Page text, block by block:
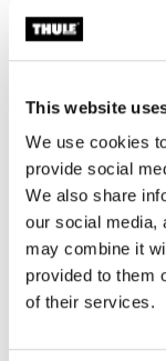
This website
We use cookies
provide social
We also share
our social media,
may combine it
provided to them
of their services.
Thule Sport G2 3rd
Fahrradträger-